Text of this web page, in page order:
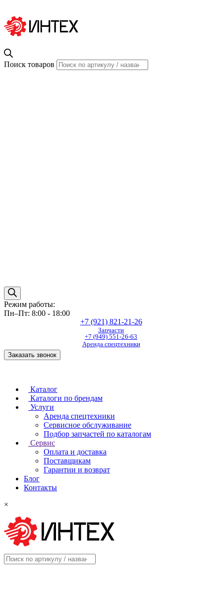
Поиск товаров
Режим работы:
Пн–Пт: 8:00 - 18:00
+7 (921) 821-21-26
Запчасти
+7 (949) 551-26-63
Аренда спецтехники
Заказать звонок
Каталог
Каталоги по брендам
Услуги
Аренда спецтехники
Сервисное обслуживание
Подбор запчастей по каталогам
Сервис
Оплата и доставка
Поставщикам
Гарантии и возврат
Блог
Контакты
×